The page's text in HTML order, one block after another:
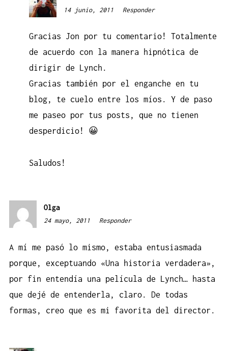
14 junio, 2011 20:05
Responder
Gracias Jon por tu comentario! Totalmente
de acuerdo con la manera hipnótica de
dirigir de Lynch.
Gracias también por el enganche en tu
blog, te cuelo entre los míos. Y de paso
me paseo por tus posts, que no tienen
desperdicio! 😀
Saludos!
Olga
24 mayo, 2011 21:30
Responder
A mí me pasó lo mismo, estaba entusiasmada
porque, exceptuando «Una historia verdadera»,
por fin entendía una película de Lynch… hasta
que dejé de entenderla, claro. De todas
formas, creo que es mi favorita del director.